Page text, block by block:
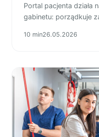
Portal pacjenta działa
gabinetu: porządkuje
10 min26.05.2026